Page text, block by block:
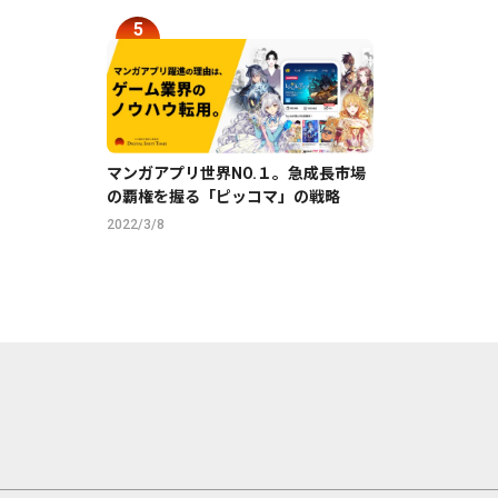
マンガアプリ世界NO.１。急成長市場
の覇権を握る「ピッコマ」の戦略
2022/3/8